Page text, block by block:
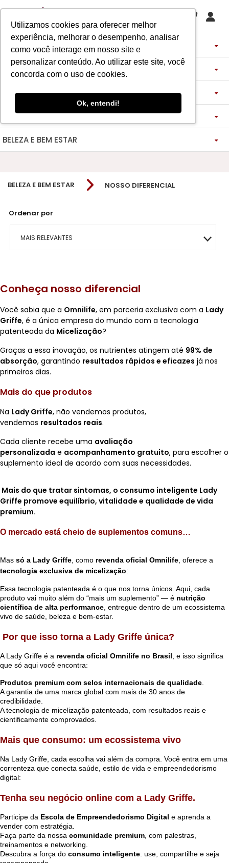
Utilizamos cookies para oferecer melhor
experiência, melhorar o desempenho, analisar
como você interage em nosso site e
personalizar conteúdo. Ao utilizar este site, você
concorda com o uso de cookies.
Ok, entendi!
PERFUMES
IMPORTADOS
FEMININO
MASCULINO
ÁRABES
FEMININO
MASCULINO
SEMI SELETIVO
FEMININO
-------------
FEMININO
MASCULINO
MINIATURAS 25ML
BRAND COLLECTION
ÁRABE COLLECTION
BODY SPLASH
HIDRATANTES
DECANTS
DECANTS DE LUXO
DECANTS ÁRABES
DESCOBERTAS
ASSINATURA DE PERFUME
ASSINATURA ROUPA
BLAZER
VESTIDOS
BOLSAS
MAQUIAGENS
LADY BEAUTY
ROSTO
BOCA
OLHOS
ROSTO
RUBY ROSE
BOCA
OLHOS
MELU
BOCA
MACRILAN
BELEZA E BEM ESTAR
MAGNUS - ENERGIA
FEM-SAÚDE MULHER
HOMO – VIGOR
NOSSO DIFERENCIAL
TECNOLOGIA MICELIZAÇÃO
DETOX ESSENCE
MAIS VITALIDADE
SONO TRANQUILO
CORAÇÃO SADIO
METABOLISMO
MOBILIDADE ÓSSEA
SAÚDE OCULAR
FORÇA CORPORAL
FORÇA CAPILAR
FOCO MENTAL
BELEZA E BEM ESTAR NOSSO DIFERENCIAL
Ordenar por
MAIS RELEVANTES
MENOR PREÇO
MAIOR PREÇO
Conheça nosso diferencial
Você sabia que a Omnilife, em parceria exclusiva com a Lady
Griffe, é a única empresa do mundo com a tecnologia
patenteada da Micelização?
Graças a essa inovação, os nutrientes atingem até 99% de
absorção, garantindo resultados rápidos e eficazes já nos
primeiros dias.
Mais do que produtos
Na Lady Griffe, não vendemos produtos,
vendemos resultados reais.
Cada cliente recebe uma avaliação
personalizada e acompanhamento gratuito, para escolher o
suplemento ideal de acordo com suas necessidades.
Mais do que tratar sintomas, o consumo inteligente Lady
Griffe promove equilíbrio, vitalidade e qualidade de vida
premium.
O mercado está cheio de suplementos comuns…
Mas só a Lady Griffe , como revenda oficial Omnilife , oferece a
tecnologia exclusiva de micelização:
Essa tecnologia patenteada é o que nos torna únicos. Aqui, cada
produto vai muito além do “mais um suplemento” — é nutrição
científica de alta performance , entregue dentro de um ecossistema
vivo de saúde, beleza e bem-estar.
Por que isso torna a Lady Griffe única?
A Lady Griffe é a revenda oficial Omnilife no Brasil , e isso significa
que só aqui você encontra:
Produtos premium com selos internacionais de qualidade
A garantia de uma marca global com mais de 30 anos de
credibilidade.
A tecnologia de micelização patenteada, com resultados reais e
cientificamente comprovados.
Mais que consumo: um ecossistema vivo
Na Lady Griffe, cada escolha vai além da compra. Você entra em uma
correnteza que conecta saúde, estilo de vida e empreendedorismo
digital:
Tenha seu negócio online com a Lady Griffe.
Participe da Escola de Empreendedorismo Digital e aprenda a
vender com estratégia.
Faça parte da nossa comunidade premium , com palestras,
treinamentos e networking.
Descubra a força do consumo inteligente: use, compartilhe e seja